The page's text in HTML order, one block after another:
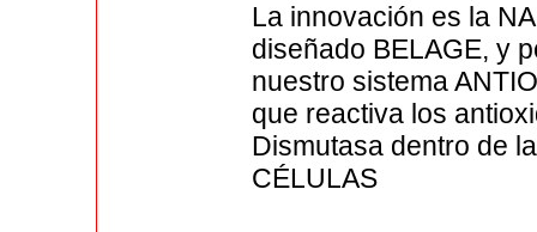
La innovación es la
diseñado BELAGE, y
nuestro sistema
que reactiva los
Dismutasa dentro de
CÉLULAS